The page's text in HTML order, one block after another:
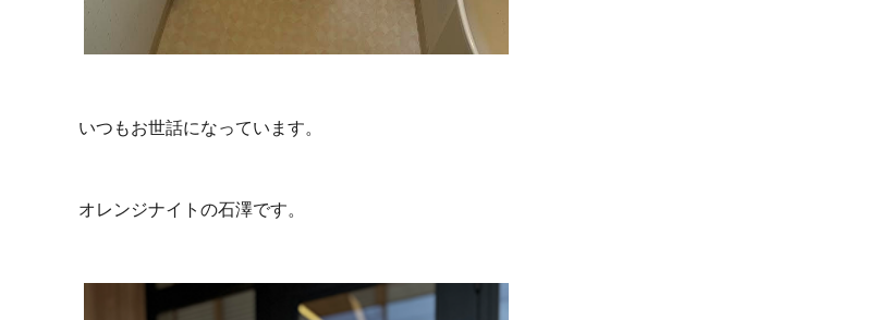
いつもお世話になっています。
オレンジナイトの石澤です。